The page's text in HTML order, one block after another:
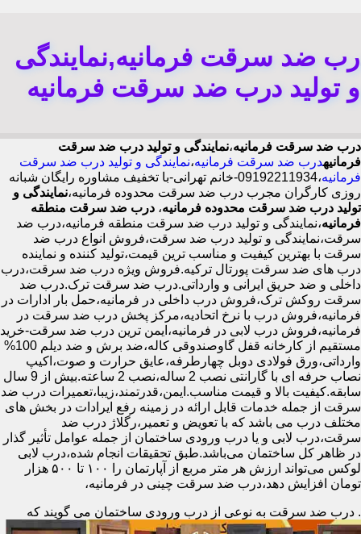
ضد سرقت فرمانیه,نمایندگی
و تولید درب ضد سرقت فرمانیه
درب ضد سرقت فرمانیه،نمایندگی و تولید درب ضد سرقت
فرمانیهدرب ضد سرقت فرمانیه،نمایندگی و تولید درب ضد سرقت
فرمانیه
،09192211934-خانم تهرانی-با تخفیف مشاوره رایگان شبانه
روزی کارگران مجرب درب ضد سرقت محدوده فرمانیه،نمایندگی و
تولید درب ضد سرقت محدوده فرمانیه، درب ضد سرقت منطقه
فرمانیه،نمایندگی و تولید درب ضد سرقت منطقه فرمانیه،درب ضد
سرقت،نمایندگی و تولید درب ضد سرقت،فروش انواع درب ضد
سرقت با بهترین کیفیت و مناسب ترین قیمت،تولید کننده و نماینده
درب های ضد سرقت پورتال ترکیه.فروش ویژه درب ضد سرقت،درب
داخلی و ضد حریق ایرانی و وارداتی.درب ضد سرقت ترک.درب ضد
سرقت روکش ترک،فروش درب داخلی در فرمانیه،حمل بار ادارات در
فرمانیه،فروش درب با نرخ اتحادیه،مرکز پخش درب ضد سرقت در
فرمانیه،فروش درب لابی در فرمانیه،ایمن ترین درب ضد سرقت-خرید
مستقیم از کارخانه قفل گاوصندوقی کاله،ضد برش و ضد دیلم 100%
وارداتی،ورق فولادی دوبل چهارطرفه،عایق حرارت و صوت،اکیپ
نصاب حرفه ای با گارانتی نصب 2 ساله،نصب 2 ساعته.بیش از 9 سال
سابقه.کیفیت بالا و قیمت مناسب.ایمن،قدرتمند،زیبا،تعمیرات درب ضد
سرقت از جمله خدمات قابل ارائه در زمینه رفع ایرادات در بخش های
مختلف درب می باشد که با تعویض و تعمیر،رگلاژ درب ضد
سرقت،درب لابی و یا درب ورودی ساختمان از جمله عوامل تأثیر گذار
در ظاهر کل ساختمان می‌باشد.طبق تحقیقات انجام شده،درب لابی
لوکس می‌تواند ارزش هر متر مربع از آپارتمان را ۱۰۰ تا ۵۰۰ هزار
تومان افزایش دهد،درب ضد سرقت چینی در فرمانیه،
. درب ضد سرقت به نوعی از درب ورودی ساختمان می گویند که